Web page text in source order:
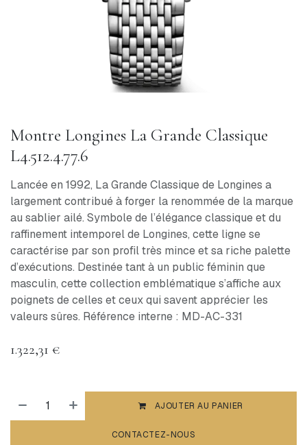
Montre Longines La Grande Classique
L4.512.4.77.6
Lancée en 1992, La Grande Classique de Longines a
largement contribué à forger la renommée de la marque
au sablier ailé. Symbole de l’élégance classique et du
raffinement intemporel de Longines, cette ligne se
caractérise par son profil très mince et sa riche palette
d’exécutions. Destinée tant à un public féminin que
masculin, cette collection emblématique s’affiche aux
poignets de celles et ceux qui savent apprécier les
valeurs sûres. Référence interne : MD-AC-331
1.322,31 €
AJOUTER AU PANIER
CONTACTEZ-NOUS